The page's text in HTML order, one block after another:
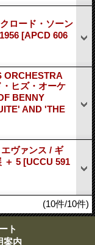
ロード・ソーン
[APCD 606
ORCHESTRA
ヒズ・オーケ
BENNY
AND 'THE
ヴァンス / ギ
＋ 5 [UCCU 591
(10件/10件)
ト
案内